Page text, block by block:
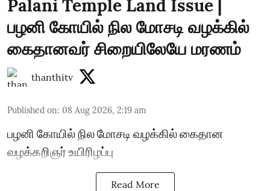
Palani Temple Land Issue |
பழனி கோயில் நில மோசடி வழக்கில்
கைதானவர் சிறையிலேயே மரணம்
thanthitv
Published on: 08 Aug 2026, 2:19 am
பழனி கோயில் நில மோசடி வழக்கில் கைதான
வழக்கறிஞர் உயிரிழப்பு
Read More